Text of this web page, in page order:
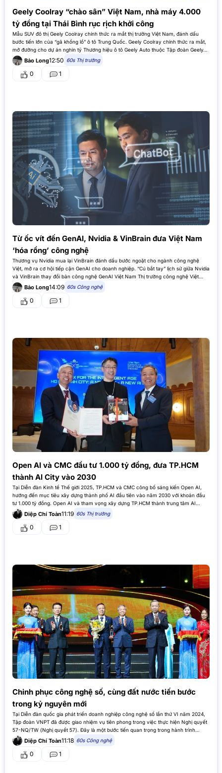
Geely Coolray “chào sân” Việt Nam, nhà máy 4.000
tỷ đồng tại Thái Bình rục rịch khởi công
Mẫu SUV đô thị Geely Coolray chính thức ra mắt thị trường Việt Nam, đánh dấu
bước tiến lớn của “gã khổng lồ” ô tô Trung Quốc. Geely Coolray chính thức ra mắt,
mở đường cho dự án nghìn tỷ Thương hiệu ô tô Geely Auto thuộc Tập đoàn Geely…
Bảo Long12:50 60s Thị trường
0 1
Từ ốc vít đến GenAI, Nvidia & VinBrain đưa Việt Nam
‘hóa rồng’ công nghệ
Thương vụ Nvidia mua lại VinBrain đánh dấu bước ngoặt cho ngành công nghệ
Việt, mở ra cơ hội tiếp cận GenAI cho doanh nghiệp. “Cú bắt tay” lịch sử giữa Nvidia
và VinBrain thay đổi bản công nghệ GenAI Việt Nam Thị trường công nghệ Việt
Nam vừa chứng…
Bảo Long14:09 60s Công nghệ
0 1
Open AI và CMC đầu tư 1.000 tỷ đồng, đưa TP.HCM
thành AI City vào 2030
Tại Diễn đàn Kinh tế Thế giới 2025, TP.HCM và CMC công bố sáng kiến Open AI,
hướng đến mục tiêu xây dựng thành phố AI đầu tiên vào năm 2030 với khoản đầu
tư 1.000 tỷ đồng. Open AI và tham vọng xây dựng TP.HCM thành trung tâm AI…
Diệp Chí Toàn11:19 60s Thị trường
0 1
Chinh phục công nghệ số, cùng đất nước tiến bước
trong kỷ nguyên mới
Tại Diễn đàn quốc gia phát triển doanh nghiệp công nghệ số lần thứ VI năm 2024,
Tập đoàn VNPT đã được giao nhiệm vụ tiên phong trong việc thực hiện Nghị quyết
57-NQ/TW (Nghị quyết 57). Đây là một bước tiến quan trọng trong hành trình
chuyển đổi số,…
Diệp Chí Toàn11:18 60s Công nghệ
0 1